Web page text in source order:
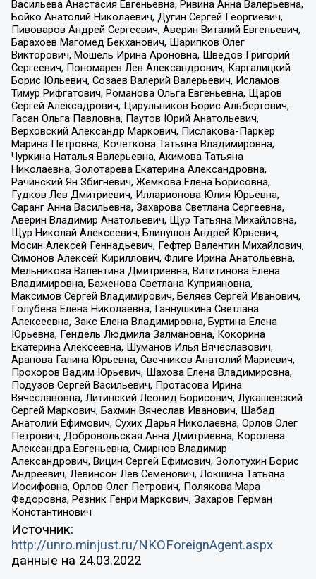
Васильева Анастасия Евгеньевна, Ривина Анна Валерьевна,
Бойко Анатолий Николаевич, Дугин Сергей Георгиевич,
Пивоваров Андрей Сергеевич, Аверин Виталий Евгеньевич,
Барахоев Магомед Бекханович, Шарипков Олег
Викторович, Мошель Ирина Ароновна, Шведов Григорий
Сергеевич, Пономарев Лев Александрович, Каргалицкий
Борис Юльевич, Созаев Валерий Валерьевич, Исламов
Тимур Рифгатович, Романова Ольга Евгеньевна, Щаров
Сергей Алексадрович, Цирульников Борис Альбертович,
Гасан Ольга Павловна, Паутов Юрий Анатольевич,
Верховский Александр Маркович, Пислакова-Паркер
Марина Петровна, Кочеткова Татьяна Владимировна,
Чуркина Наталья Валерьевна, Акимова Татьяна
Николаевна, Золотарева Екатерина Александровна,
Рачинский Ян Збигневич, Жемкова Елена Борисовна,
Гудков Лев Дмитриевич, Илларионова Юлия Юрьевна,
Саранг Анна Васильевна, Захарова Светлана Сергеевна,
Аверин Владимир Анатольевич, Щур Татьяна Михайловна,
Щур Николай Алексеевич, Блинушов Андрей Юрьевич,
Мосин Алексей Геннадьевич, Гефтер Валентин Михайлович,
Симонов Алексей Кириллович, Флиге Ирина Анатольевна,
Мельникова Валентина Дмитриевна, Вититинова Елена
Владимировна, Баженова Светлана Куприяновна,
Максимов Сергей Владимирович, Беляев Сергей Иванович,
Голубева Елена Николаевна, Ганнушкина Светлана
Алексеевна, Закс Елена Владимировна, Буртина Елена
Юрьевна, Гендель Людмила Залмановна, Кокорина
Екатерина Алексеевна, Шуманов Илья Вячеславович,
Арапова Галина Юрьевна, Свечников Анатолий Мариевич,
Прохоров Вадим Юрьевич, Шахова Елена Владимировна,
Подузов Сергей Васильевич, Протасова Ирина
Вячеславовна, Литинский Леонид Борисович, Лукашевский
Сергей Маркович, Бахмин Вячеслав Иванович, Шабад
Анатолий Ефимович, Сухих Дарья Николаевна, Орлов Олег
Петрович, Добровольская Анна Дмитриевна, Королева
Александра Евгеньевна, Смирнов Владимир
Александрович, Вицин Сергей Ефимович, Золотухин Борис
Андреевич, Левинсон Лев Семенович, Локшина Татьяна
Иосифовна, Орлов Олег Петрович, Полякова Мара
Федоровна, Резник Генри Маркович, Захаров Герман
Константинович
Источник:
http://unro.minjust.ru/NKOForeignAgent.aspx
данные на 24.03.2022